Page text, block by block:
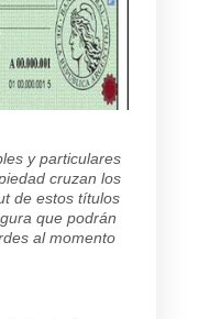
y particulares
cruzan los
de estos títulos
que podrán
al momento